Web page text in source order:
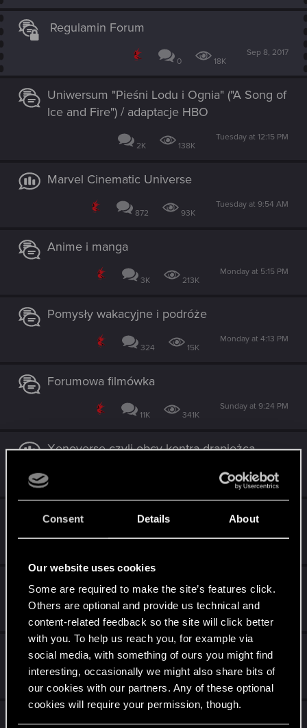
Consent Details About
Our website uses cookies
Some are required to make the site’s features click.
Others are optional and provide us technical and
content-related feedback so the site will click better
with you. To help us reach you, for example via
social media, with something of ours you might find
interesting, occasionally we might also share bits of
our cookies with our partners. Any of these optional
cookies will require your permission, though.
Regulamin Forum
0 18K
Sep 8, 2017
Uniwersum "Pieśni Lodu i Ognia" ("A Song of
Ice and Fire") / adaptacje HBO
2K 138K
Tuesday at 12:15 PM
Marvel Cinematic Universe
872 93K
Tuesday at 9:54 AM
Anime i manga
3K 213K
Monday at 5:15 PM
Pomysły wakacyjne i podróże
324 15K
Monday at 4:13 PM
Forumowa filmówka
11K 341K
Sunday at 9:24 PM
Xenoverse czyli obcy kontra drapieżca
Sunday at 3:32 PM
Rekonstrukcja historyczna
Jul 29, 2026
8K 396K
Jul 28, 2026
Wszystko o Batmanie (i uniwersum DC)
2K 102K
Jul 23, 2026